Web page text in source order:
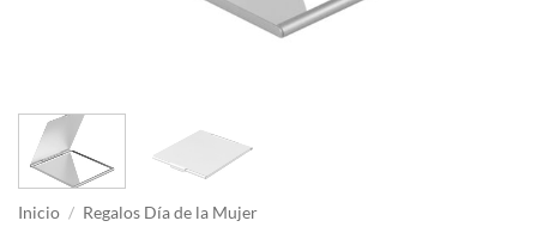
Inicio / Regalos Día de la Mujer